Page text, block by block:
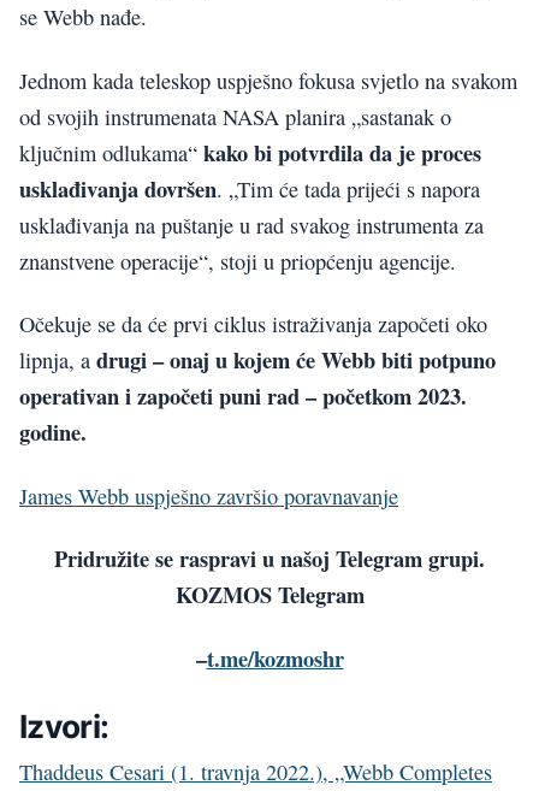
se Webb nađe.
Jednom kada teleskop uspješno fokusa svjetlo na svakom
od svojih instrumenata NASA planira „sastanak o
ključnim odlukama“ kako bi potvrdila da je proces
usklađivanja dovršen. „Tim će tada prijeći s napora
usklađivanja na puštanje u rad svakog instrumenta za
znanstvene operacije“, stoji u priopćenju agencije.
Očekuje se da će prvi ciklus istraživanja započeti oko
lipnja, a drugi – onaj u kojem će Webb biti potpuno
operativan i započeti puni rad – početkom 2023.
godine.
James Webb uspješno završio poravnavanje
Pridružite se raspravi u našoj Telegram grupi.
KOZMOS Telegram
–t.me/kozmoshr
Izvori:
Thaddeus Cesari (1. travnja 2022.), „Webb Completes